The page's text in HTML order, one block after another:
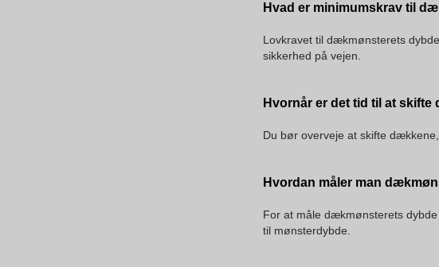
Hvad er minimumskrav til
Lovkravet til dækmønsterets
sikkerhed på vejen.
Hvornår er det tid til at skifte
Du bør overveje at skifte
Hvordan måler man
For at måle dækmønsterets
til mønsterdybde.